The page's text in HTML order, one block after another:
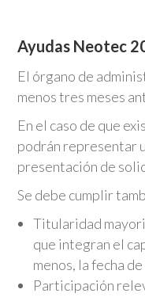
Ayudas Neotec
El órgano de
menos tres meses
En el caso de que
podrán representar
presentación de
Se debe cumplir
Titularidad
que integran el
menos, la fecha
Participación